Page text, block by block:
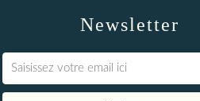
Newsletter